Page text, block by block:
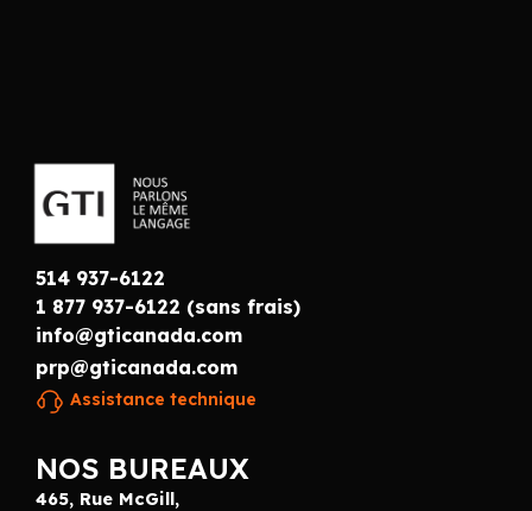
514 937-6122
1 877 937-6122 (sans frais)
info@gticanada.com
prp@gticanada.com
Assistance technique
NOS BUREAUX
465, Rue McGill,